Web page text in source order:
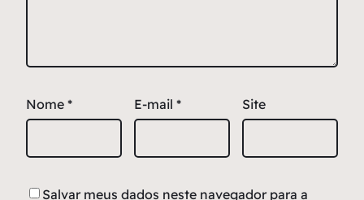
Nome * E-mail * Site
Salvar meus dados neste navegador para a